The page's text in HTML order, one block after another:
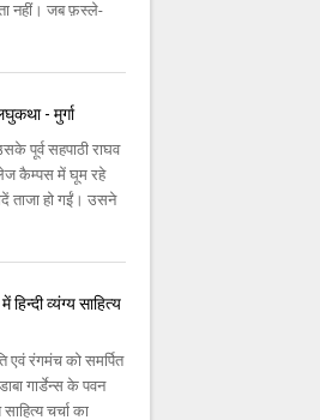
नहीं। जब फ़स्ले-
- मुर्गा
पूर्व सहपाठी राघव
कैम्पस में घूम रहे
ताजा हो गईं। उसने
व्‍यंग्‍य साहित्‍य
एवं रंगमंच को समर्पित
गार्डेन्‍स के पवन
चर्चा का